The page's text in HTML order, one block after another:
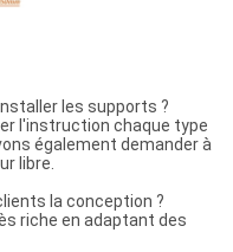
les supports ?
l'instruction chaque type
également demander à
libre.
la conception ?
riche en adaptant des